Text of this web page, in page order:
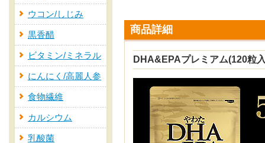
商品詳細
DHA&EPAプレミアム(120粒
ウコン/しじみ
黒香醋
ビタミン/ミネラル
にんにく/高麗人参
食物繊維
カルシウム
乳酸菌